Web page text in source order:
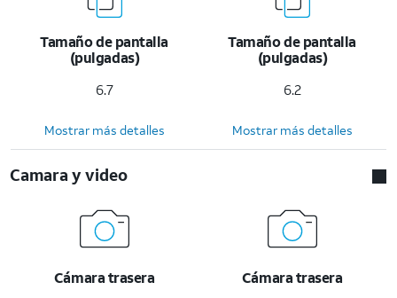
Tamaño de pantalla
(pulgadas)
6.7
Tamaño de pantalla
(pulgadas)
6.2
Mostrar más detalles Mostrar más detalles
Camara y video
Cámara trasera
Cámara trasera